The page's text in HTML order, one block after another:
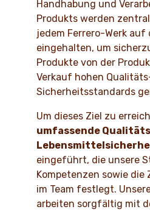
Handhabung und
Produkts werden
jedem Ferrero-Werk auf
eingehalten, um
Produkte von der
Verkauf hohen
Sicherheitsstandards
Um dieses Ziel zu
umfassende
eingeführt, die unsere
Kompetenzen sowie die
im Team festlegt.
arbeiten sorgfältig mit